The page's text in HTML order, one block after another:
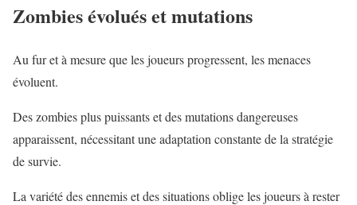
Zombies évolués et mutations
Au fur et à mesure que les joueurs progressent, les menaces
évoluent.
Des zombies plus puissants et des mutations dangereuses
apparaissent, nécessitant une adaptation constante de la stratégie
de survie.
La variété des ennemis et des situations oblige les joueurs à rester